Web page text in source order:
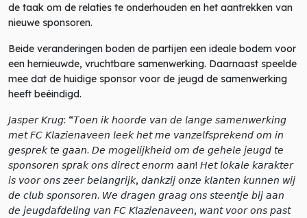
de taak om de relaties te onderhouden en het aantrekken van
nieuwe sponsoren.
Beide veranderingen boden de partijen een ideale bodem voor
een hernieuwde, vruchtbare samenwerking. Daarnaast speelde
mee dat de huidige sponsor voor de jeugd de samenwerking
heeft beëindigd.
𝘑𝘢𝘴𝘱𝘦𝘳 𝘒𝘳𝘶𝘨: “𝘛𝘰𝘦𝘯 𝘪𝘬 𝘩𝘰𝘰𝘳𝘥𝘦 𝘷𝘢𝘯 𝘥𝘦 𝘭𝘢𝘯𝘨𝘦 𝘴𝘢𝘮𝘦𝘯𝘸𝘦𝘳𝘬𝘪𝘯𝘨
𝘮𝘦𝘵 𝘍𝘊 𝘒𝘭𝘢𝘻𝘪𝘦𝘯𝘢𝘷𝘦𝘦𝘯 𝘭𝘦𝘦𝘬 𝘩𝘦𝘵 𝘮𝘦 𝘷𝘢𝘯𝘻𝘦𝘭𝘧𝘴𝘱𝘳𝘦𝘬𝘦𝘯𝘥 𝘰𝘮 𝘪𝘯
𝘨𝘦𝘴𝘱𝘳𝘦𝘬 𝘵𝘦 𝘨𝘢𝘢𝘯. 𝘋𝘦 𝘮𝘰𝘨𝘦𝘭𝘪𝘫𝘬𝘩𝘦𝘪𝘥 𝘰𝘮 𝘥𝘦 𝘨𝘦𝘩𝘦𝘭𝘦 𝘫𝘦𝘶𝘨𝘥 𝘵𝘦
𝘴𝘱𝘰𝘯𝘴𝘰𝘳𝘦𝘯 𝘴𝘱𝘳𝘢𝘬 𝘰𝘯𝘴 𝘥𝘪𝘳𝘦𝘤𝘵 𝘦𝘯𝘰𝘳𝘮 𝘢𝘢𝘯! 𝘏𝘦𝘵 𝘭𝘰𝘬𝘢𝘭𝘦 𝘬𝘢𝘳𝘢𝘬𝘵𝘦𝘳
𝘪𝘴 𝘷𝘰𝘰𝘳 𝘰𝘯𝘴 𝘻𝘦𝘦𝘳 𝘣𝘦𝘭𝘢𝘯𝘨𝘳𝘪𝘫𝘬, 𝘥𝘢𝘯𝘬𝘻𝘪𝘫 𝘰𝘯𝘻𝘦 𝘬𝘭𝘢𝘯𝘵𝘦𝘯 𝘬𝘶𝘯𝘯𝘦𝘯 𝘸𝘪𝘫
𝘥𝘦 𝘤𝘭𝘶𝘣 𝘴𝘱𝘰𝘯𝘴𝘰𝘳𝘦𝘯. 𝘞𝘦 𝘥𝘳𝘢𝘨𝘦𝘯 𝘨𝘳𝘢𝘢𝘨 𝘰𝘯𝘴 𝘴𝘵𝘦𝘦𝘯𝘵𝘫𝘦 𝘣𝘪𝘫 𝘢𝘢𝘯
𝘥𝘦 𝘫𝘦𝘶𝘨𝘥𝘢𝘧𝘥𝘦𝘭𝘪𝘯𝘨 𝘷𝘢𝘯 𝘍𝘊 𝘒𝘭𝘢𝘻𝘪𝘦𝘯𝘢𝘷𝘦𝘦𝘯, 𝘸𝘢𝘯𝘵 𝘷𝘰𝘰𝘳 𝘰𝘯𝘴 𝘱𝘢𝘴𝘵